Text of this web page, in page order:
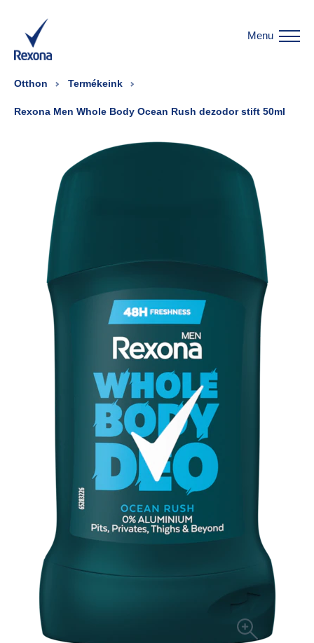
Menu
Otthon Termékeink
Rexona Men Whole Body Ocean Rush dezodor stift 50ml